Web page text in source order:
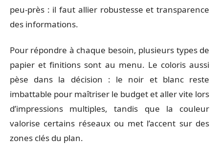
peu-près : il faut allier robustesse et transparence
des informations.
Pour répondre à chaque besoin, plusieurs types de
papier et finitions sont au menu. Le coloris aussi
pèse dans la décision : le noir et blanc reste
imbattable pour maîtriser le budget et aller vite lors
d’impressions multiples, tandis que la couleur
valorise certains réseaux ou met l’accent sur des
zones clés du plan.